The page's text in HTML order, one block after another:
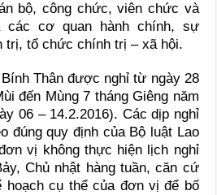
bộ, công chức, viên chức và
các cơ quan hành chính, sự
trị, tổ chức chính trị – xã hội.
Thân được nghỉ từ ngày 28
đến Mùng 7 tháng Giêng năm
06 – 14.2.2016). Các dịp nghỉ
đúng quy định của Bộ luật Lao
vị không thực hiện lịch nghỉ
Chủ nhật hàng tuần, căn cứ
cụ thể của đơn vị để bố